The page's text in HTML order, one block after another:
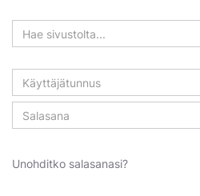
Hae
sivustolta
Käyttäjätunnus
Salasana
Unohditko salasanasi?